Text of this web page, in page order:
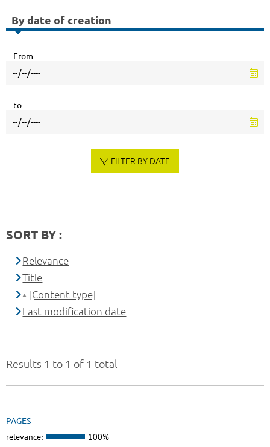
Results 1 to 1 of 1 total
PAGES
relevance: 100%
By date of creation
From
to
FILTER BY DATE
SORT BY :
Relevance
Title
[Content type]
Last modification date